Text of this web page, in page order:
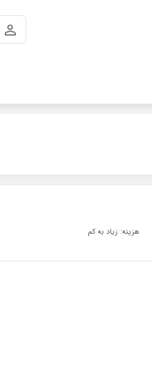
هزینه: زیاد به کم